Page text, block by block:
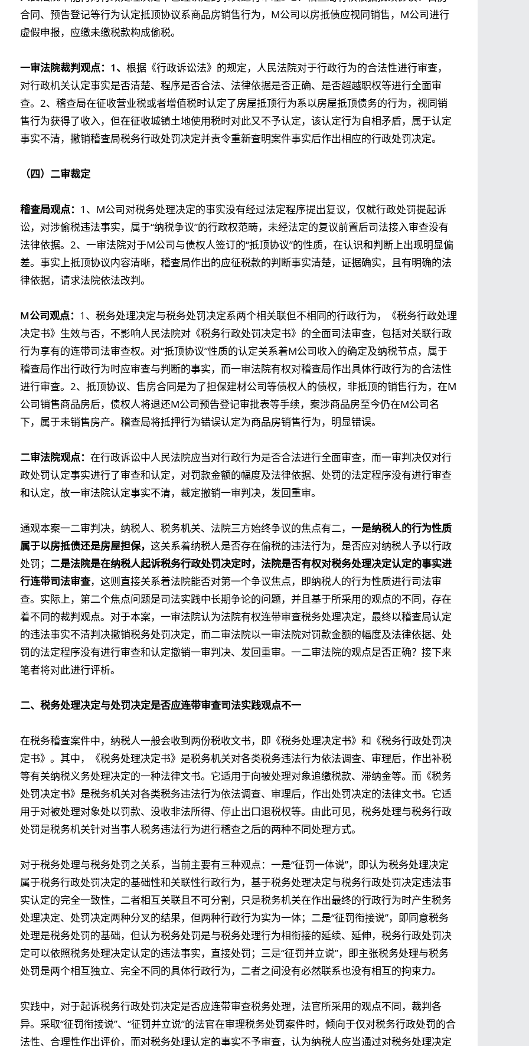
合同、预告登记等行为认定抵顶协议系商品房销售行为，M公司以房抵债应视同销售，M公司进行
虚假申报，应缴未缴税款构成偷税。
一审法院裁判观点：1、 根据《行政诉讼法》的规定，人民法院对于行政行为的合法性进行审查，
对行政机关认定事实是否清楚、程序是否合法、法律依据是否正确、是否超越职权等进行全面审
查。2、稽查局在征收营业税或者增值税时认定了房屋抵顶行为系以房屋抵顶债务的行为，视同销
售行为获得了收入，但在征收城镇土地使用税时对此又不予认定，该认定行为自相矛盾，属于认定
事实不清，撤销稽查局税务行政处罚决定并责令重新查明案件事实后作出相应的行政处罚决定。
（四） 二审裁定
稽查局观点： 1、M公司对税务处理决定的事实没有经过法定程序提出复议，仅就行政处罚提起诉
讼，对涉偷税违法事实，属于“纳税争议”的行政权范畴，未经法定的复议前置后司法接入审查没有
法律依据。2、一审法院对于M公司与债权人签订的“抵顶协议”的性质，在认识和判断上出现明显偏
差。事实上抵顶协议内容清晰，稽查局作出的应征税款的判断事实清楚，证据确实，且有明确的法
律依据，请求法院依法改判。
M公司观点： 1、税务处理决定与税务处罚决定系两个相关联但不相同的行政行为，《税务行政处理
决定书》生效与否，不影响人民法院对《税务行政处罚决定书》的全面司法审查，包括对关联行政
行为享有的连带司法审查权。对“抵顶协议”性质的认定关系着M公司收入的确定及纳税节点，属于
稽查局作出行政行为时应审查与判断的事实，而一审法院有权对稽查局作出具体行政行为的合法性
进行审查。2、抵顶协议、售房合同是为了担保建材公司等债权人的债权，非抵顶的销售行为，在M
公司销售商品房后，债权人将退还M公司预告登记审批表等手续，案涉商品房至今仍在M公司名
下，属于未销售房产。稽查局将抵押行为错误认定为商品房销售行为，明显错误。
二审法院观点： 在行政诉讼中人民法院应当对行政行为是否合法进行全面审查，而一审判决仅对行
政处罚认定事实进行了审查和认定，对罚款金额的幅度及法律依据、处罚的法定程序没有进行审查
和认定，故一审法院认定事实不清，裁定撤销一审判决，发回重审。
通观本案一二审判决，纳税人、税务机关、法院三方始终争议的焦点有二， 一是纳税人的行为性质
属于以房抵债还是房屋担保， 这关系着纳税人是否存在偷税的违法行为，是否应对纳税人予以行政
处罚； 二是法院是在纳税人起诉税务行政处罚决定时，法院是否有权对税务处理决定认定的事实进
行连带司法审查，这则直接关系着法院能否对第一个争议焦点，即纳税人的行为性质进行司法审
查。实际上，第二个焦点问题是司法实践中长期争论的问题，并且基于所采用的观点的不同，存在
着不同的裁判观点。对于本案，一审法院认为法院有权连带审查税务处理决定，最终以稽查局认定
的违法事实不清判决撤销税务处罚决定，而二审法院以一审法院对罚款金额的幅度及法律依据、处
罚的法定程序没有进行审查和认定撤销一审判决、发回重审。一二审法院的观点是否正确？接下来
笔者将对此进行评析。
二、税务处理决定与处罚决定是否应连带审查司法实践观点不一
在税务稽查案件中，纳税人一般会收到两份税收文书，即《税务处理决定书》和《税务行政处罚决
定书》。其中，《税务处理决定书》是税务机关对各类税务违法行为依法调查、审理后，作出补税
等有关纳税义务处理决定的一种法律文书。它适用于向被处理对象追缴税款、滞纳金等。而《税务
处罚决定书》是税务机关对各类税务违法行为依法调查、审理后，作出处罚决定的法律文书。它适
用于对被处理对象处以罚款、没收非法所得、停止出口退税权等。由此可见，税务处理与税务行政
处罚是税务机关针对当事人税务违法行为进行稽查之后的两种不同处理方式。
对于税务处理与税务处罚之关系，当前主要有三种观点：一是“征罚一体说”，即认为税务处理决定
属于税务行政处罚决定的基础性和关联性行政行为，基于税务处理决定与税务行政处罚决定违法事
实认定的完全一致性，二者相互关联且不可分割，只是税务机关在作出最终的行政行为时产生税务
处理决定、处罚决定两种分叉的结果，但两种行政行为实为一体；二是“征罚衔接说”，即同意税务
处理是税务处罚的基础，但认为税务处罚是与税务处理行为相衔接的延续、延伸，税务行政处罚决
定可以依照税务处理决定认定的违法事实，直接处罚；三是“征罚并立说”，即主张税务处理与税务
处罚是两个相互独立、完全不同的具体行政行为，二者之间没有必然联系也没有相互的拘束力。
实践中，对于起诉税务行政处罚决定是否应连带审查税务处理，法官所采用的观点不同，裁判各
异。采取“征罚衔接说”、“征罚并立说”的法官在审理税务处罚案件时，倾向于仅对税务行政处罚的合
法性、合理性作出评价，而对税务处理认定的事实不予审查，认为纳税人应当通过对税务处理决定